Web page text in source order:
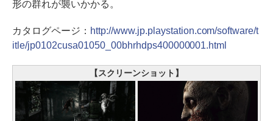
形の群れが襲いかかる。
カタログページ： http://www.jp.playstation.com/software/t
itle/jp0102cusa01050_00bhrhdps400000001.html
【スクリーンショット】